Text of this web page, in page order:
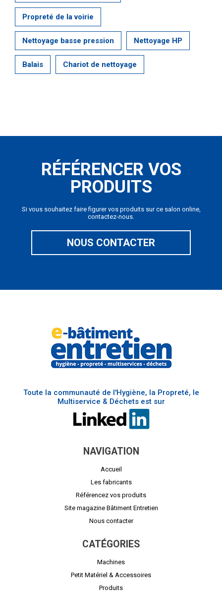
Propreté de la voirie
Nettoyage basse pression Nettoyage HP
Balais Chariot de nettoyage
RÉFÉRENCER VOS
PRODUITS
Si vous souhaitez faire figurer vos produits sur ce salon online,
contactez-nous.
NOUS CONTACTER
Toute la communauté de l'Hygiène, la Propreté, le
Multiservice & Déchets est sur
NAVIGATION
Accueil
Les fabricants
Référencez vos produits
Site magazine Bâtiment Entretien
Nous contacter
CATÉGORIES
Machines
Petit Matériel & Accessoires
Produits